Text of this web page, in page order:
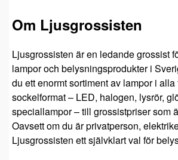
Om Ljusgrossisten
Ljusgrossisten är en ledande grossist
lampor och belysningsprodukter i
du ett enormt sortiment av lampor i alla
sockelformat – LED, halogen, lysrör,
speciallampor – till grossistpriser som
Oavsett om du är privatperson,
Ljusgrossisten ett självklart val för